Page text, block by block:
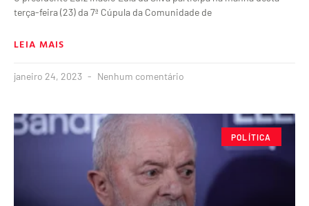
terça-feira (23) da 7ª Cúpula da Comunidade de
LEIA MAIS
janeiro 24, 2023 Nenhum comentário
POLÍTICA